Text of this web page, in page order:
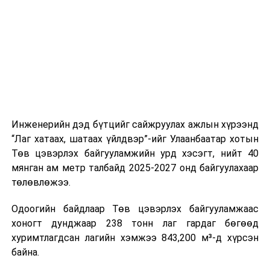
өдөр тутмын ажлын бэлэн байдлыг хангах зэрэг
практик ур чадварыг сургалтын хөтөлбөрт тусгажээ.
Сургалтыг танилцуулах лекц, асуулт-хариулт,
жишээнд суурилсан сургалт, багаар ажиллах дасгал,
танилцах, онцгой нөхцөлд ажиллах дадлага зэрэг
онол, практик хосолсон хэлбэрээр зохион байгуулж
байна.
Инженерийн дэд бүтцийг сайжруулах ажлын хүрээнд
“Лаг хатаах, шатаах үйлдвэр”-ийг Улаанбаатар хотын
Төв цэвэрлэх байгууламжийн урд хэсэгт, нийт 40
мянган ам метр талбайд 2025-2027 онд байгуулахаар
төлөвлөжээ.
Одоогийн байдлаар Төв цэвэрлэх байгууламжаас
хоногт дунджаар 238 тонн лаг гардаг бөгөөд
хуримтлагдсан лагийн хэмжээ 843,200 м³-д хүрсэн
байна.